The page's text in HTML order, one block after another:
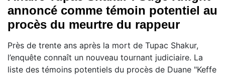
annoncé comme témoin potentiel au
procès du meurtre du rappeur
Près de trente ans après la mort de Tupac Shakur,
l’enquête connaît un nouveau tournant judiciaire. La
liste des témoins potentiels du procès de Duane "Keffe